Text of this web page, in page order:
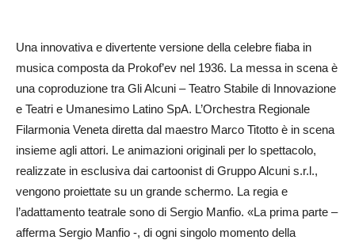
Una innovativa e divertente versione della celebre fiaba in
musica composta da Prokof’ev nel 1936. La messa in scena è
una coproduzione tra Gli Alcuni – Teatro Stabile di Innovazione
e Teatri e Umanesimo Latino SpA. L’Orchestra Regionale
Filarmonia Veneta diretta dal maestro Marco Titotto è in scena
insieme agli attori. Le animazioni originali per lo spettacolo,
realizzate in esclusiva dai cartoonist di Gruppo Alcuni s.r.l.,
vengono proiettate su un grande schermo. La regia e
l’adattamento teatrale sono di Sergio Manfio. «La prima parte –
afferma Sergio Manfio -, di ogni singolo momento della